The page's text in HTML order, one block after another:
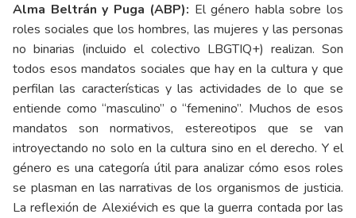
Alma Beltrán y Puga (ABP): El género habla sobre los
roles sociales que los hombres, las mujeres y las personas
no binarias (incluido el colectivo LBGTIQ+) realizan. Son
todos esos mandatos sociales que hay en la cultura y que
perfilan las características y las actividades de lo que se
entiende como “masculino” o “femenino”. Muchos de esos
mandatos son normativos, estereotipos que se van
introyectando no solo en la cultura sino en el derecho. Y el
género es una categoría útil para analizar cómo esos roles
se plasman en las narrativas de los organismos de justicia.
La reflexión de Alexiévich es que la guerra contada por las